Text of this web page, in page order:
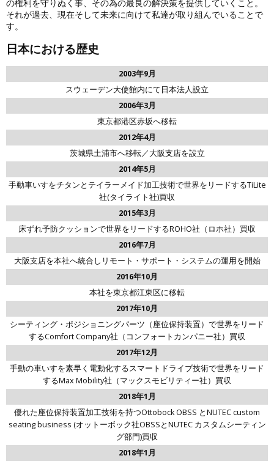
の権利を守りぬく事、その為の最良の解決策を提供していくこと。
それが過去、現在そして未来に向けて私達が取り組んでいることで
す。
日本における歴史
2003年9月
スウェーデン大使館内にて日本法人設立
2006年3月
東京都港区赤坂へ移転
2012年4月
茨城県土浦市へ移転／大阪支店を設立
2014年5月
手動車いすをチタンとテイラーメイド加工技術で世界をリードするTiLite
社(タイライト社)買収
2015年3月
床ずれ予防クッションで世界をリードするROHO社（ロホ社）買収
2016年7月
大阪支店を本社へ統合しリモート・サポート・システムの運用を開始
2016年10月
本社を東京都江東区に移転
2017年10月
シーティング・ポジショニングパーツ（座位保持装置）で世界をリード
するComfort Company社（コンフォートカンパニー社）買収
2017年12月
手動の車いすを素早く電動化するスマートドライブ技術で世界をリード
するMax Mobility社（マックスモビリティー社）買収
2018年1月
優れた座位保持装置加工技術を持つOttobock OBSS とNUTEC custom
seating business (オットーボック社OBSSとNUTEC カスタムシーティン
グ部門)買収
2018年1月